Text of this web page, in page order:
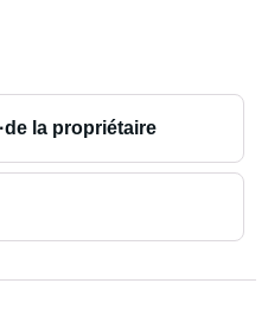
la propriétaire